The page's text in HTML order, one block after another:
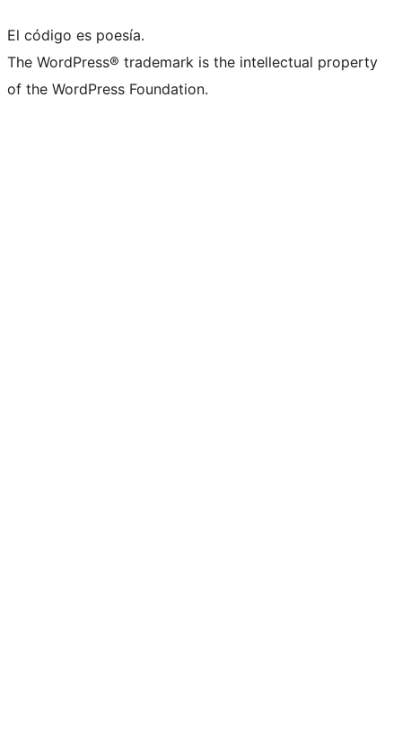
El código es poesía.
The WordPress® trademark is the intellectual property
of the WordPress Foundation.